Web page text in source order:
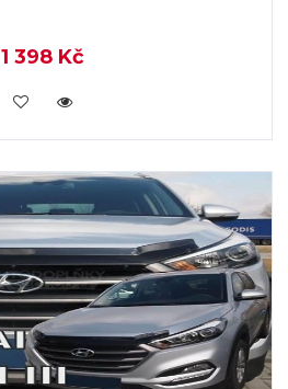
1 398 Kč
KOUPIT